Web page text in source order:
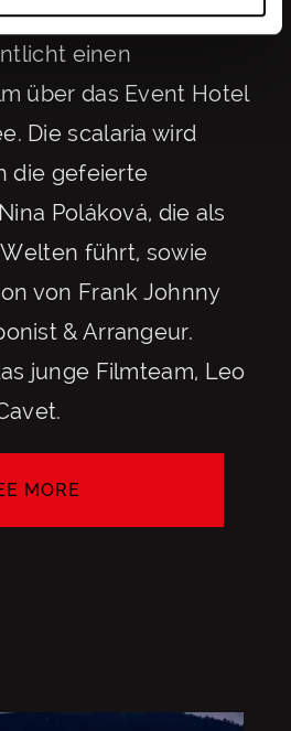
einen
über das Event Hotel
Die scalaria wird
die gefeierte
Poláková, die als
führt, sowie
von Frank Johnny
& Arrangeur.
junge Filmteam, Leo
MORE